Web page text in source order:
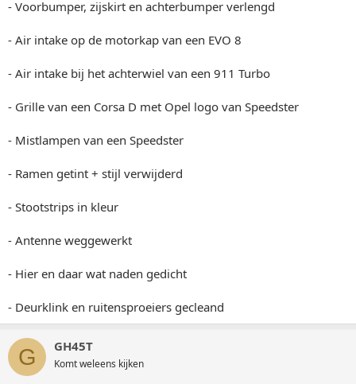
- Voorbumper, zijskirt en achterbumper verlengd
- Air intake op de motorkap van een EVO 8
- Air intake bij het achterwiel van een 911 Turbo
- Grille van een Corsa D met Opel logo van Speedster
- Mistlampen van een Speedster
- Ramen getint + stijl verwijderd
- Stootstrips in kleur
- Antenne weggewerkt
- Hier en daar wat naden gedicht
- Deurklink en ruitensproeiers gecleand
G GH45T
Komt weleens kijken